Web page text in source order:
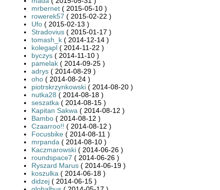
mrbernet ( 2015-05-10 )
rowerek57 ( 2015-02-22 )
Ufo ( 2015-02-13 )
Stradovius ( 2015-01-17 )
tomash_k ( 2014-12-14 )
kolegapl ( 2014-11-22 )
byczys ( 2014-11-10 )
pamelak ( 2014-09-25 )
adrys ( 2014-08-29 )
oho ( 2014-08-24 )
piotrskrzynkowski ( 2014-08-20 )
nutka28 ( 2014-08-18 )
seszatka ( 2014-08-15 )
Kapitan Sakwa ( 2014-08-12 )
Bambo ( 2014-08-12 )
Czaarroo!! ( 2014-08-12 )
Focusbike ( 2014-08-11 )
mrpanda ( 2014-08-10 )
Kaczmarowski ( 2014-06-26 )
roundspace7 ( 2014-06-26 )
Ryszard Marus ( 2014-06-19 )
koszulka ( 2014-06-18 )
didzej ( 2014-06-15 )